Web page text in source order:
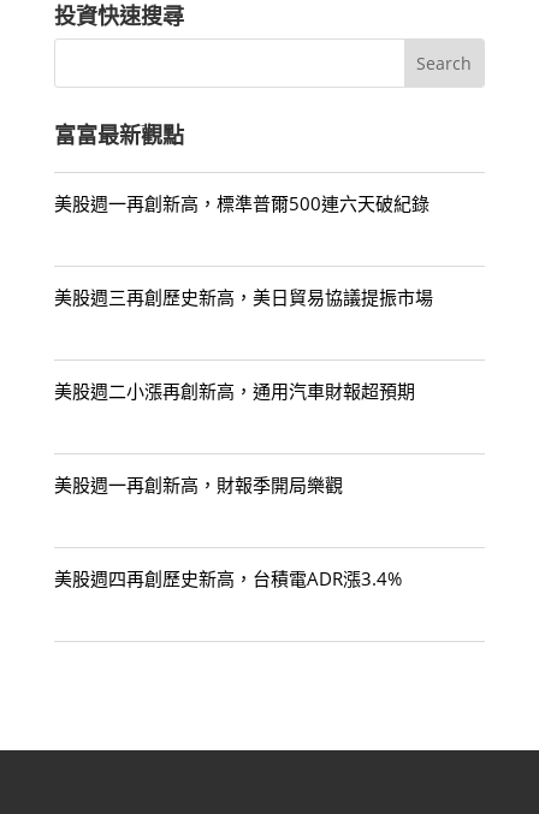
投資快速搜尋
富富最新觀點
美股週一再創新高，標準普爾500連六天破紀錄
美股週三再創歷史新高，美日貿易協議提振市場
美股週二小漲再創新高，通用汽車財報超預期
美股週一再創新高，財報季開局樂觀
美股週四再創歷史新高，台積電ADR漲3.4%